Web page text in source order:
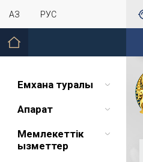
ҚАЗ РУС
Емхана туралы
Ақпарат
Мемлекеттік
қызметтер